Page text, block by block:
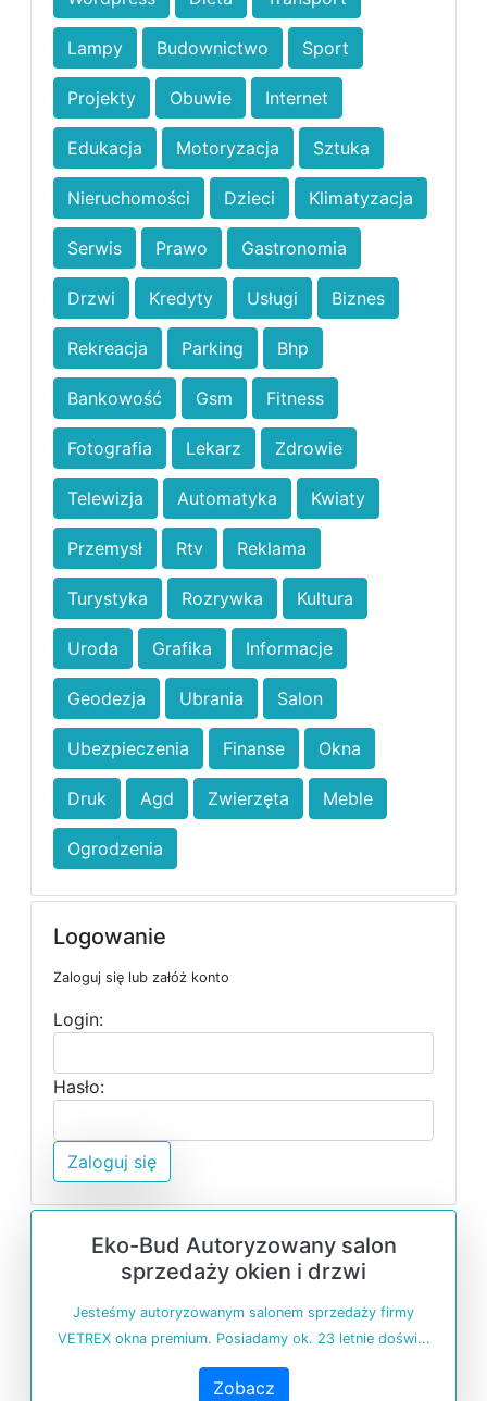
Lampy Budownictwo Sport
Projekty Obuwie Internet
Edukacja Motoryzacja Sztuka
Nieruchomości Dzieci Klimatyzacja
Serwis Prawo Gastronomia
Drzwi Kredyty Usługi Biznes
Rekreacja Parking Bhp
Bankowość Gsm Fitness
Fotografia Lekarz Zdrowie
Telewizja Automatyka Kwiaty
Przemysł Rtv Reklama
Turystyka Rozrywka Kultura
Uroda Grafika Informacje
Geodezja Ubrania Salon
Ubezpieczenia Finanse Okna
Druk Agd Zwierzęta Meble
Ogrodzenia
Logowanie
Zaloguj się lub załóż konto
Login:
Hasło:
Zaloguj się
Eko-Bud Autoryzowany salon
sprzedaży okien i drzwi
Jesteśmy autoryzowanym salonem sprzedaży firmy
VETREX okna premium. Posiadamy ok. 23 letnie doświ...
Zobacz